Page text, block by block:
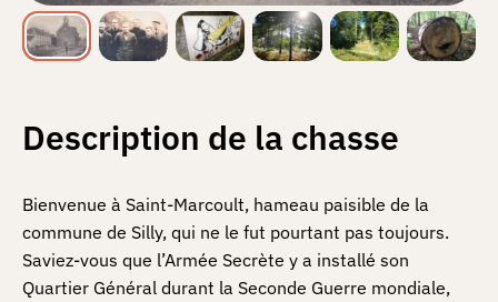
Description de la chasse
Bienvenue à Saint-Marcoult, hameau paisible de la
commune de Silly, qui ne le fut pourtant pas toujours.
Saviez-vous que l’Armée Secrète y a installé son
Quartier Général durant la Seconde Guerre mondiale,